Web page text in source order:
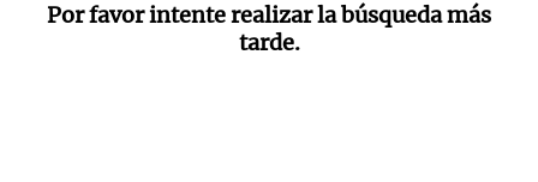
Por favor intente realizar la búsqueda más
tarde.